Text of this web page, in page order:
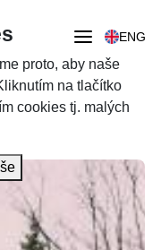
ENG
proto, aby naše
na tlačítko
cookies tj. malých